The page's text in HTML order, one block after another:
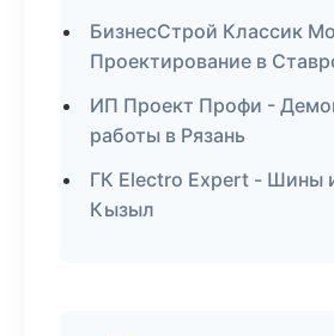
БизнесСтрой Классик
Проектирование в
ИП Проект Профи -
работы в Рязань
ГК Electro Expert - Шины
Кызыл